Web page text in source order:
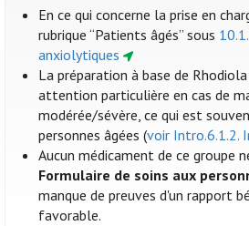
En ce qui concerne la prise en
rubrique “Patients âgés” sous
anxiolytiques
La préparation à base de
attention particulière en cas de
modérée/sévère, ce qui est
personnes âgées (voir Intro.6.1.2.
Aucun médicament de ce groupe
Formulaire de soins aux
manque de preuves d'un rapport
favorable.